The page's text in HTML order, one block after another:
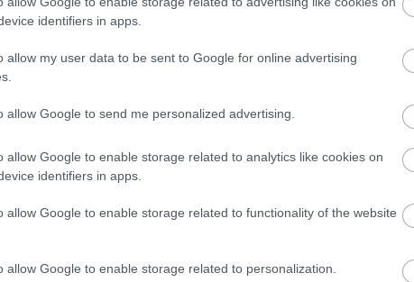
identifiers in apps.
allow my user data to be sent to Google for online advertising
allow Google to send me personalized advertising.
allow Google to enable storage related to analytics like cookies on
identifiers in apps.
allow Google to enable storage related to functionality of the website
allow Google to enable storage related to personalization.
P
ZOBACZ WIĘCEJ (21)
PKT GOLE
26 70 23 1 2 106-24
26 59 19 2 5 86-31
26 45 13 6 63-40